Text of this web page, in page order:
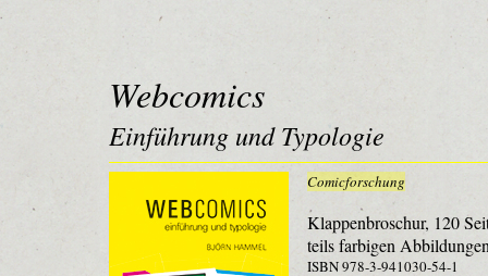
Webcomics
Einführung und Typologie
Comicforschung
Klappenbroschur, 120
teils farbigen
ISBN 978-3-941030-54-1